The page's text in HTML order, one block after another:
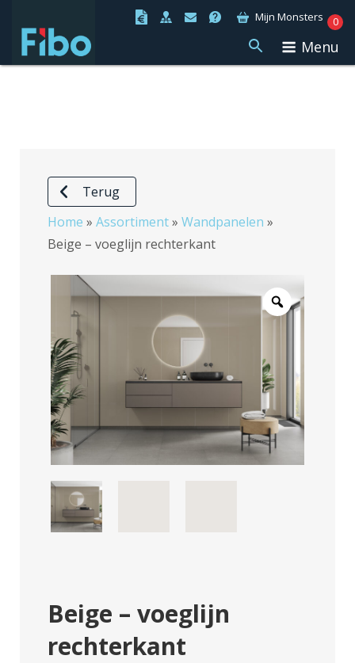
naar
Mijn Monsters 0
Menu
Terug
Home » Assortiment» Wandpanelen »
Beige – voeglijn rechterkant
Beige – voeglijn
rechterkant